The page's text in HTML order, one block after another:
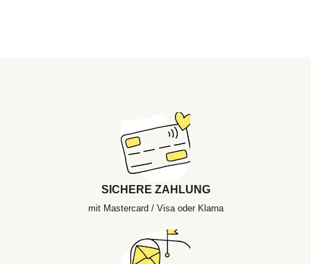
SICHERE ZAHLUNG
mit Mastercard / Visa oder Klarna